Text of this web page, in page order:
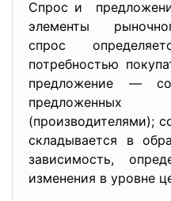
Спрос и
элементы
спрос
потребностью
предложение —
(производителями);
складывается в
зависимость,
изменения в уровне